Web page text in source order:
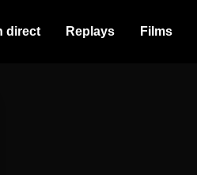
direct Replays Films